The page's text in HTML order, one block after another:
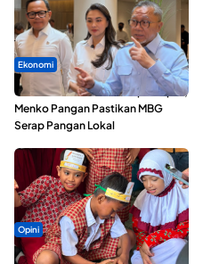
Ekonomi
SPPG di Maluku Utara Dipercepat,
Menko Pangan Pastikan MBG
Serap Pangan Lokal
Opini
Tak Sekadar Memarut Kelapa,